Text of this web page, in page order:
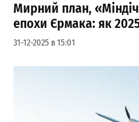
Мирний план,
епохи Єрмака: як
31-12-2025 в 15:01